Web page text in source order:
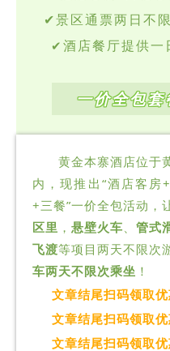
新闻中心
加入我们
民族风情园
✔景区通票两日不
✔ 酒店餐厅提供一
一价全包套
黄金本寨酒店位于
内，现推出“酒店客房
+三餐”一价全包活动，
区里 ， 悬壁火车 管式
飞渡等项目两天不限次
车两天不限次乘坐 ！
文章结尾扫码领取优
文章结尾扫码领取优
文章结尾扫码领取优